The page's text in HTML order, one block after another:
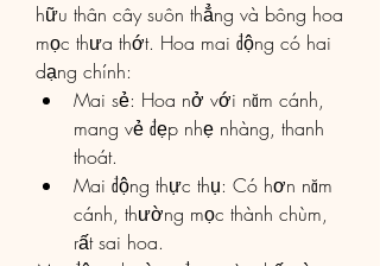
hữu thân cây suôn thẳng và bông hoa
mọc thưa thớt. Hoa mai động có hai
dạng chính:
Mai sẻ: Hoa nở với năm cánh,
mang vẻ đẹp nhẹ nhàng, thanh
thoát.
Mai động thực thụ: Có hơn năm
cánh, thường mọc thành chùm,
rất sai hoa.